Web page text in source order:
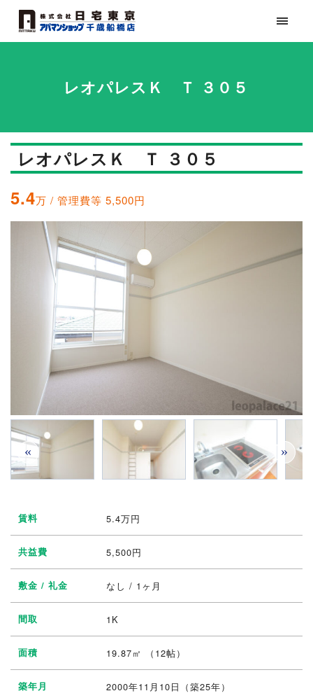
レオパレスＫ Ｔ ３０５
レオパレスＫ Ｔ ３０５
5.4万 / 管理費等 5,500円
« »
賃料 5.4万円
共益費 5,500円
敷金 / 礼金 なし / 1ヶ月
間取 1K
面積 19.87㎡ （12帖）
築年月 2000年11月10日（築25年）